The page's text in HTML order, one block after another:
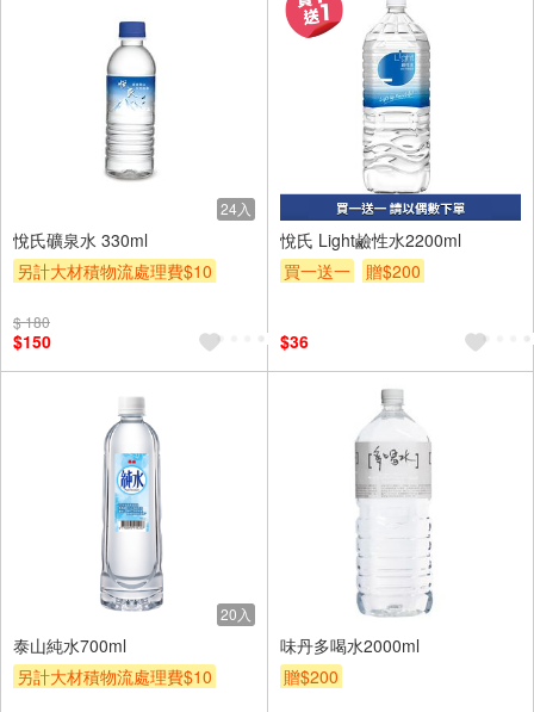
24入
悅氏礦泉水 330ml
另計大材積物流處理費$10
$ 180
$150
悅氏 Light鹼性水2200ml
買一送一
贈$200
$36
20入
泰山純水700ml
另計大材積物流處理費$10
味丹多喝水2000ml
贈$200